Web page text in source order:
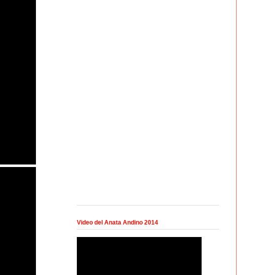
Video del Anata Andino 2014